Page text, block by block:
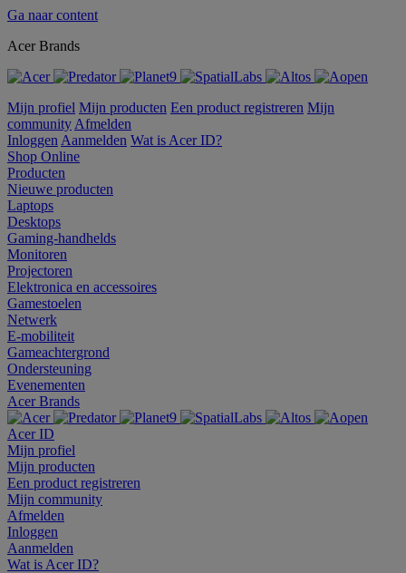
Ga naar content
Acer Brands
Mijn profiel Mijn producten Een product registreren Mijn
community Afmelden
Inloggen Aanmelden Wat is Acer ID?
Shop Online
Producten
Nieuwe producten
Laptops
Desktops
Gaming-handhelds
Monitoren
Projectoren
Elektronica en accessoires
Gamestoelen
Netwerk
E-mobiliteit
Gameachtergrond
Ondersteuning
Evenementen
Acer Brands
Acer ID
Mijn profiel
Mijn producten
Een product registreren
Mijn community
Afmelden
Inloggen
Aanmelden
Wat is Acer ID?